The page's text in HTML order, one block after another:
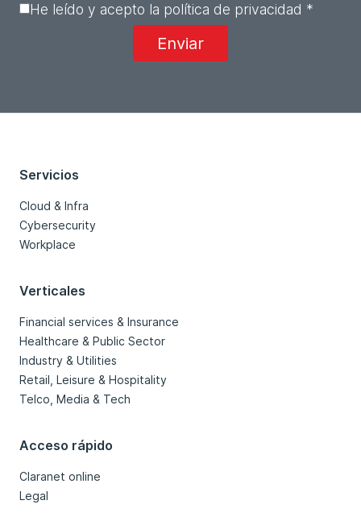
He leído y acepto la política de privacidad *
Servicios
Cloud & Infra
Cybersecurity
Workplace
Verticales
Financial services & Insurance
Healthcare & Public Sector
Industry & Utilities
Retail, Leisure & Hospitality
Telco, Media & Tech
Acceso rápido
Claranet online
Legal